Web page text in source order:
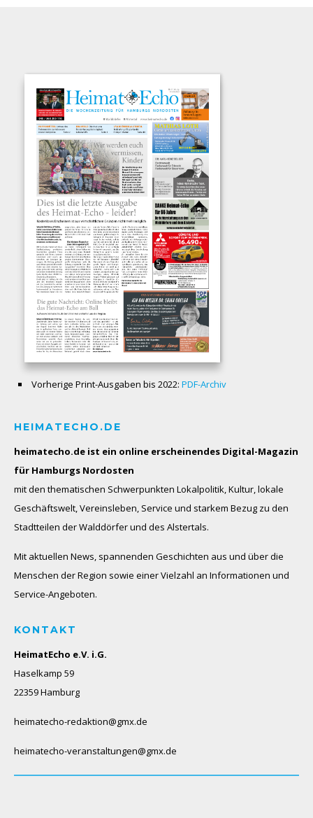
Vorherige Print-Ausgaben bis 2022: PDF-Archiv
HEIMATECHO.DE
heimatecho.de ist ein online erscheinendes Digital-Magazin
für Hamburgs Nordosten
mit den thematischen Schwerpunkten Lokalpolitik, Kultur, lokale
Geschäftswelt, Vereinsleben, Service und starkem Bezug zu den
Stadtteilen der Walddörfer und des Alstertals.
Mit aktuellen News, spannenden Geschichten aus und über die
Menschen der Region sowie einer Vielzahl an Informationen und
Service-Angeboten.
KONTAKT
HeimatEcho e.V. i.G.
Haselkamp 59
22359 Hamburg
heimatecho-redaktion@gmx.de
heimatecho-veranstaltungen@gmx.de